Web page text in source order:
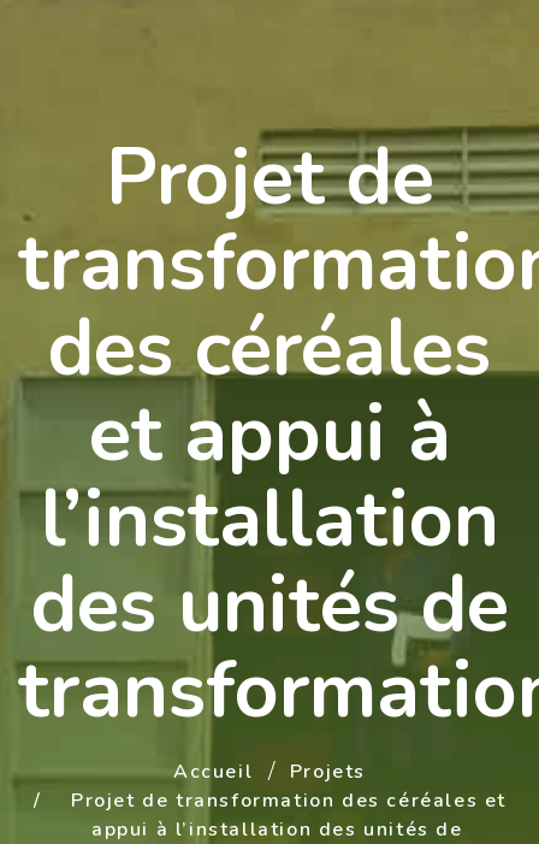
Projet de
des céréales
et appui à
l’installation
des unités de
Accueil
Projets
Projet de transformation des céréales et
appui à l’installation des unités de